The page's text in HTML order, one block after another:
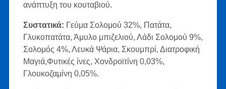
ανάπτυξη του κουταβιού.
Συστατικά: Γεύμα Σολομού 32%, Πατάτα,
Γλυκοπατάτα, Άμυλο μπιζελιού, Λάδι Σολομού 9%,
Σολομός 4%, Λευκά Ψάρια, Σκουμπρί, Διατροφική
Μαγιά,Φυτικές ίνες, Χονδροϊτίνη 0,03%,
Γλουκοζαμίνη 0,05%.